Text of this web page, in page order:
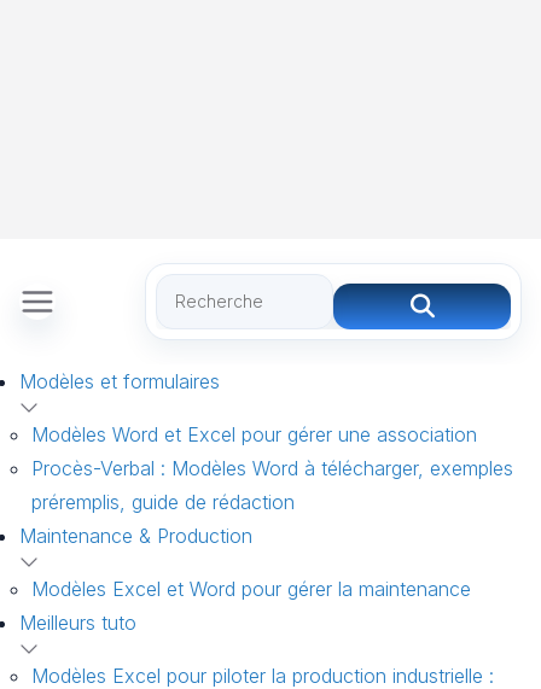
Modèles et formulaires
Modèles Word et Excel pour gérer une association
Procès-Verbal : Modèles Word à télécharger, exemples
préremplis, guide de rédaction
Maintenance & Production
Modèles Excel et Word pour gérer la maintenance
Meilleurs tuto
Modèles Excel pour piloter la production industrielle :